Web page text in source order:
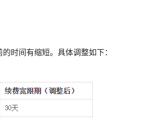
时间有缩短。具体调整如下：